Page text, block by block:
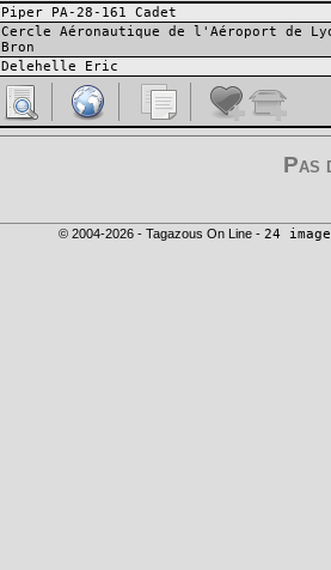
Piper PA-28-161 Cadet
Cercle Aéronautique de l'Aéroport de
Bron
Delehelle Eric
Pas
© 2004-2026 - Tagazous On Line - 24